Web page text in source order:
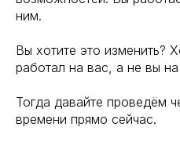
ним.
Вы хотите это изменить?
работал на вас, а не вы на
Тогда давайте проведём
времени прямо сейчас.